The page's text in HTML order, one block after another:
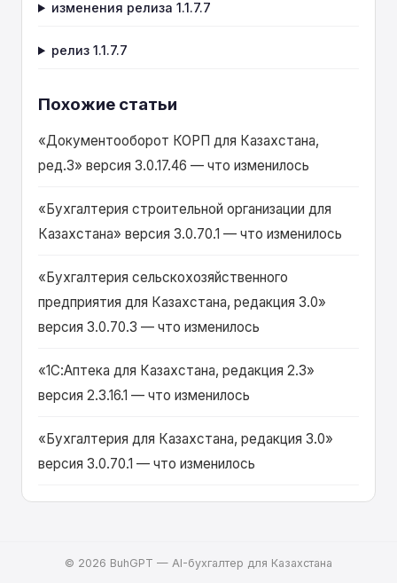
первый тэг) • Добавлена разбивка полей
"Наименование филиала/
приложения 200.03 • Заменена опечатка в
слове "ИНН_БИН" на "ИИН_БИН". •
Изменено наименование для отображения
сохраненных отчетов. • Не корректно
отображались фамилия и инициалы
панели "Контактная информация" не был
назначен источник действий. • Исправлена
ошибка:Если не была установлена
прав доступа на уровне записей", то перед
открытием
изменения релиза 1.1.7.7
релиз 1.1.7.7
Похожие статьи
«Документооборот КОРП для Казахстана,
ред.3» версия 3.0.17.46 — что изменилось
«Бухгалтерия строительной организации для
Казахстана» версия 3.0.70.1 — что изменилось
«Бухгалтерия сельскохозяйственного
предприятия для Казахстана, редакция 3.0»
версия 3.0.70.3 — что изменилось
«1С:Аптека для Казахстана, редакция 2.3»
версия 2.3.16.1 — что изменилось
«Бухгалтерия для Казахстана, редакция 3.0»
версия 3.0.70.1 — что изменилось
© 2026 BuhGPT — AI-бухгалтер для Казахстана